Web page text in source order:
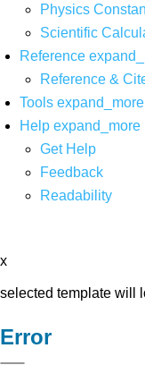
Physics
Scientific
Reference
Reference &
Tools expand_more
Help expand_more
Get Help
Feedback
Readability
x
selected template will
Error